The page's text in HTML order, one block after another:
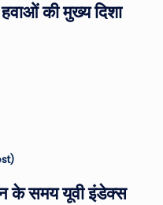
की मुख्य दिशा
के समय यूवी इंडेक्स